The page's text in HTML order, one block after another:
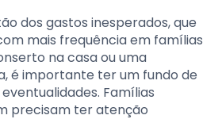
dos gastos inesperados, que
mais frequência em famílias
na casa ou uma
é importante ter um fundo de
Famílias
precisam ter atenção